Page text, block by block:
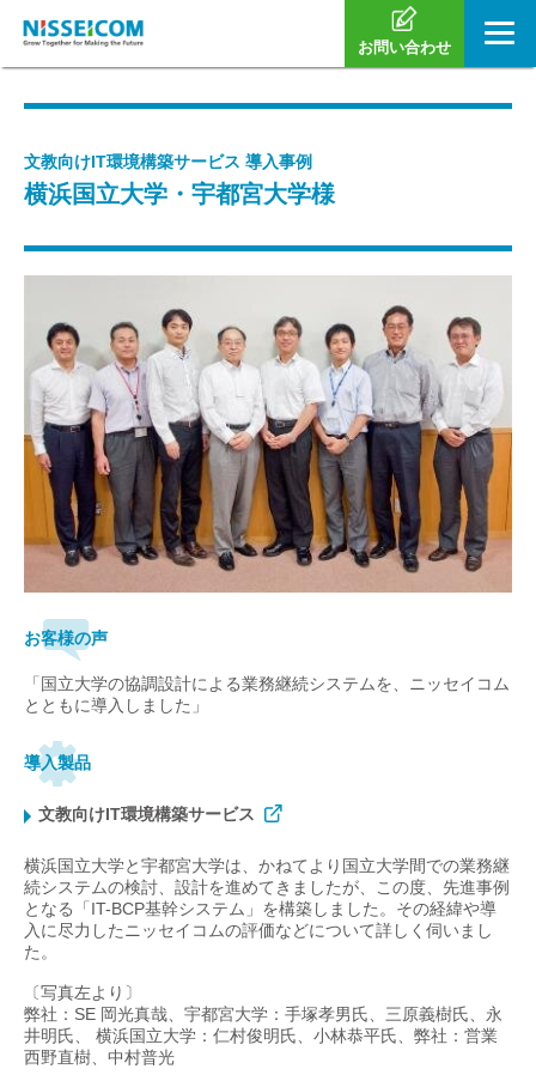
お問い合わせ
文教向けIT環境構築サービス 導入事例
横浜国立大学・宇都宮大学様
お客様の声
「国立大学の協調設計による業務継続システムを、ニッセイコム
とともに導入しました」
導入製品
文教向けIT環境構築サービス
横浜国立大学と宇都宮大学は、かねてより国立大学間での業務継
続システムの検討、設計を進めてきましたが、この度、先進事例
となる「IT-BCP基幹システム」を構築しました。その経緯や導
入に尽力したニッセイコムの評価などについて詳しく伺いまし
た。
〔写真左より〕
弊社：SE 岡光真哉、宇都宮大学：手塚孝男氏、三原義樹氏、永
井明氏、 横浜国立大学：仁村俊明氏、小林恭平氏、弊社：営業
西野直樹、中村普光